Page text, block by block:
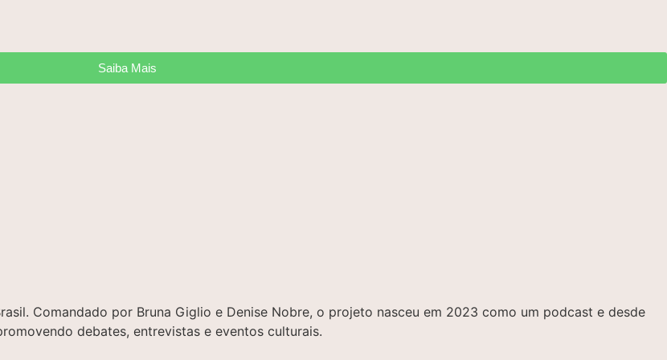
Saiba Mais
Comandado por Bruna Giglio e Denise Nobre, o projeto nasceu em 2023 como um podcast e desde
debates, entrevistas e eventos culturais.